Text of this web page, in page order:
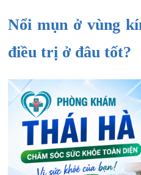
Nổi mụn ở vùng
điều trị ở đâu tốt?